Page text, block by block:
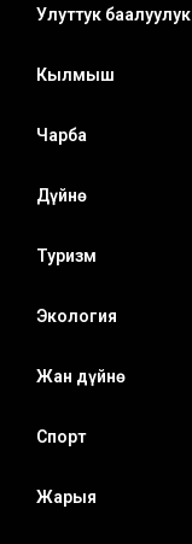
Улуттук баалуулук
Кылмыш
Чарба
Дүйнө
Туризм
Экология
Жан дүйнө
Спорт
Жарыя